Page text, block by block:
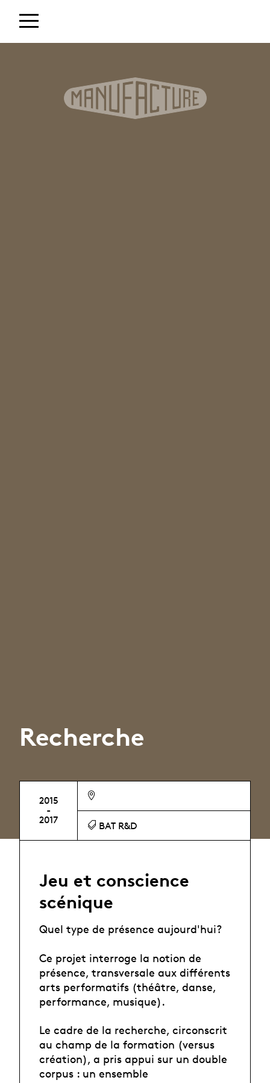
Recherche
2015
-
2017
BAT R&D
Jeu et conscience
scénique
Quel type de présence aujourd'hui?
Ce projet interroge la notion de
présence, transversale aux différents
arts performatifs (théâtre, danse,
performance, musique).
Le cadre de la recherche, circonscrit
au champ de la formation (versus
création), a pris appui sur un double
corpus : un ensemble